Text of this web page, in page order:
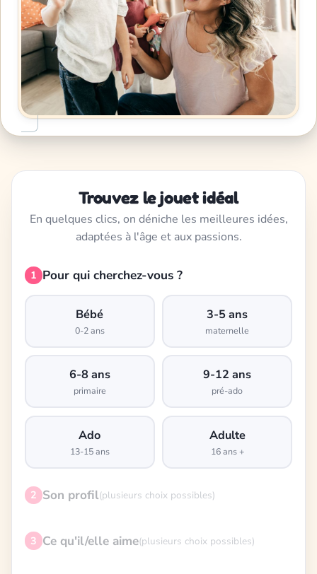
Trouvez le jouet idéal
En quelques clics, on déniche les meilleures idées,
adaptées à l'âge et aux passions.
1 Pour qui cherchez-vous ?
Bébé
0-2 ans
3-5 ans
maternelle
6-8 ans
primaire
9-12 ans
pré-ado
Ado
13-15 ans
Adulte
16 ans +
2 Son profil(plusieurs choix possibles)
3 Ce qu'il/elle aime(plusieurs choix possibles)